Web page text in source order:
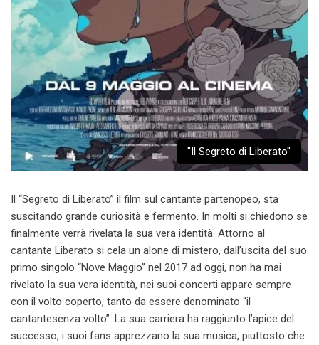
"Il Segreto di Liberato"
Il “Segreto di Liberato” il film sul cantante partenopeo, sta
suscitando grande curiosità e fermento. In molti si chiedono se
finalmente verrà rivelata la sua vera identità. Attorno al
cantante Liberato si cela un alone di mistero, dall’uscita del suo
primo singolo “Nove Maggio” nel 2017 ad oggi, non ha mai
rivelato la sua vera identità, nei suoi concerti appare sempre
con il volto coperto, tanto da essere denominato “il
cantantesenza volto”. La sua carriera ha raggiunto l’apice del
successo, i suoi fans apprezzano la sua musica, piuttosto che